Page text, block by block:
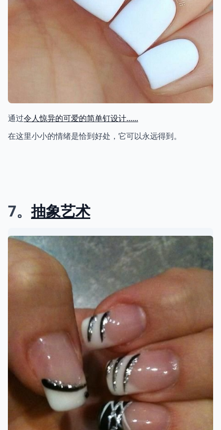
通过令人惊异的可爱的简单钉设计......
在这里小小的情绪是恰到好处，它可以永远得到。
7。抽象艺术